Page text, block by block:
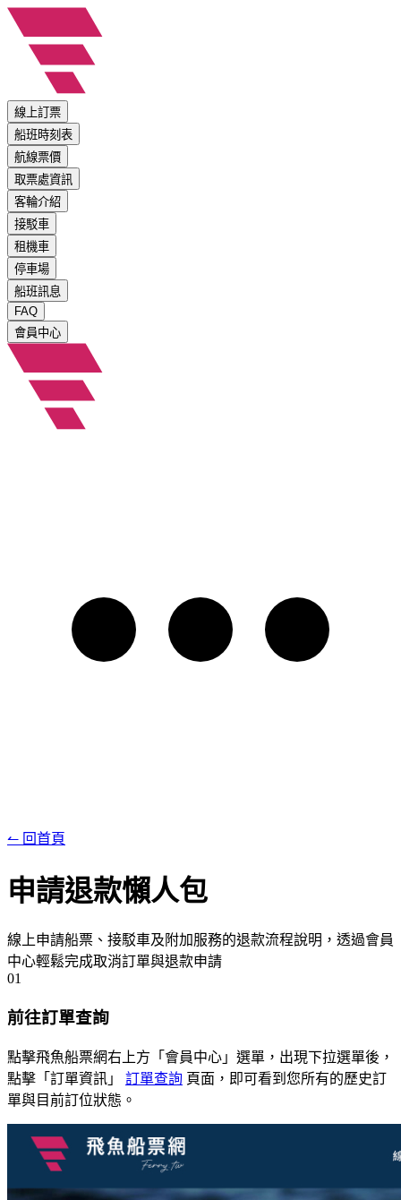
線上訂票
船班時刻表
航線票價
取票處資訊
客輪介紹
接駁車
租機車
停車場
船班訊息
FAQ
會員中心
↼ 回首頁
申請退款懶人包
線上申請船票、接駁車及附加服務的退款流程說明，透過會員
中心輕鬆完成取消訂單與退款申請
01
前往訂單查詢
點擊飛魚船票網右上方「會員中心」選單，出現下拉選單後，
點擊「訂單資訊」 訂單查詢 頁面，即可看到您所有的歷史訂
單與目前訂位狀態。